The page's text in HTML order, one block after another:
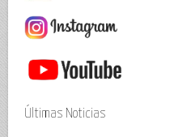
Últimas Noticias